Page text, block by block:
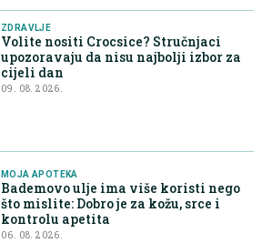
ZDRAVLJE
Volite nositi Crocsice? Stručnjaci
upozoravaju da nisu najbolji izbor za
cijeli dan
09. 08. 2026.
MOJA APOTEKA
Bademovo ulje ima više koristi nego
što mislite: Dobro je za kožu, srce i
kontrolu apetita
06. 08. 2026.